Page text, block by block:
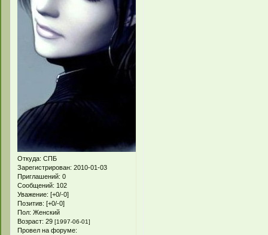
Откуда: СПБ
Зарегистрирован: 2010-01-03
Приглашений: 0
Сообщений: 102
Уважение: [+0/-0]
Позитив: [+0/-0]
Пол: Женский
Возраст: 29 [1997-06-01]
Провел на форуме: